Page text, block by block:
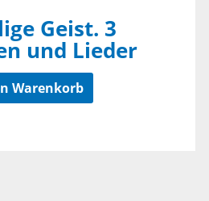
Geist. 3
und Lieder
Warenkorb